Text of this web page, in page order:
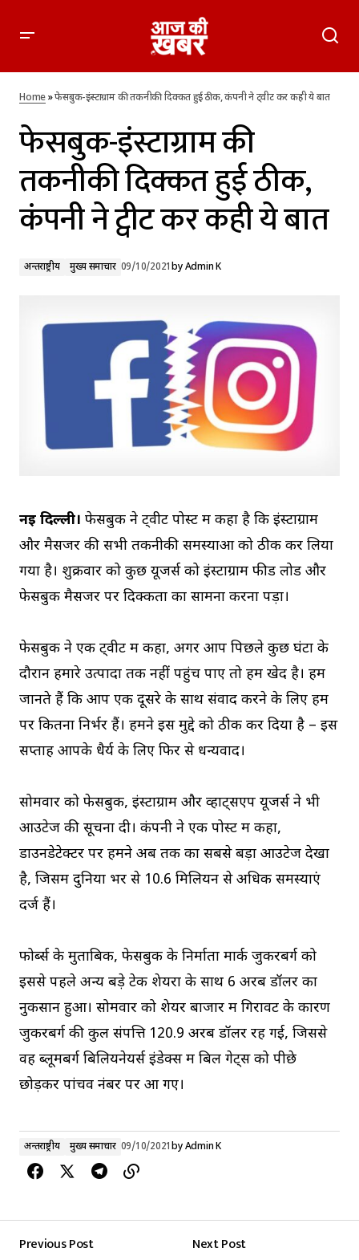
ये बात
Home»फेसबुक-इंस्टाग्राम की तकनीकी दिक्कत हुई ठीक, कंपनी ने ट्वीट कर कही ये बात
फेसबुक-इंस्टाग्राम की
तकनीकी दिक्कत हुई ठीक,
कंपनी ने ट्वीट कर कही ये बात
अन्तर्राष्ट्रीय मुख्य समाचार 09/10/2021by Admin K
नई दिल्ली। फेसबुक ने ट्वीट पोस्ट में कहा है कि इंस्टाग्राम
और मैसेंजर की सभी तकनीकी समस्याओं को ठीक कर लिया
गया है। शुक्रवार को कुछ यूजर्स को इंस्टाग्राम फीड लोड और
फेसबुक मैसेंजर पर दिक्कतों का सामना करना पड़ा।
फेसबुक ने एक ट्वीट में कहा, अगर आप पिछले कुछ घंटों के
दौरान हमारे उत्पादों तक नहीं पहुंच पाए तो हमें खेद है। हम
जानते हैं कि आप एक दूसरे के साथ संवाद करने के लिए हम
पर कितना निर्भर हैं। हमने इस मुद्दे को ठीक कर दिया है – इस
सप्ताह आपके धैर्य के लिए फिर से धन्यवाद।
सोमवार को फेसबुक, इंस्टाग्राम और व्हाट्सएप यूजर्स ने भी
आउटेज की सूचना दी। कंपनी ने एक पोस्ट में कहा,
डाउनडेटेक्टर पर हमने अब तक का सबसे बड़ा आउटेज देखा
है, जिसमें दुनिया भर से 10.6 मिलियन से अधिक समस्याएं
दर्ज हैं।
फोर्ब्स के मुताबिक, फेसबुक के निर्माता मार्क जुकरबर्ग को
इससे पहले अन्य बड़े टेक शेयरों के साथ 6 अरब डॉलर का
नुकसान हुआ। सोमवार को शेयर बाजार में गिरावट के कारण
जुकरबर्ग की कुल संपत्ति 120.9 अरब डॉलर रह गई, जिससे
वह ब्लूमबर्ग बिलियनेयर्स इंडेक्स में बिल गेट्स को पीछे
छोड़कर पांचवें नंबर पर आ गए।
अन्तर्राष्ट्रीय मुख्य समाचार 09/10/2021by Admin K
Previous Post
Next Post